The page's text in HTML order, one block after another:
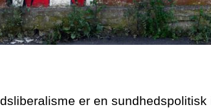
er en